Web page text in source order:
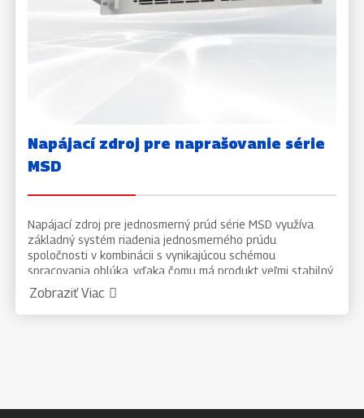
Napájací zdroj pre naprašovanie série
MSD
Napájací zdroj pre jednosmerný prúd série MSD využíva
základný systém riadenia jednosmerného prúdu
spoločnosti v kombinácii s vynikajúcou schémou
spracovania oblúka, vďaka čomu má produkt veľmi stabilný
výkon, vysokú spoľahlivosť, malé poškodenie oblúkom a
dobrú opakovateľnosť procesu. Používa čínske a anglické
rozhranie displeja, ľahko sa ovláda.
Zobraziť Viac